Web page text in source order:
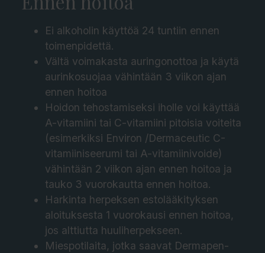
Ei alkoholin käyttöä 24 tuntiin ennen
toimenpidettä.
Vältä voimakasta auringonottoa ja käytä
aurinkosuojaa vähintään 3 viikon ajan
ennen hoitoa
Hoidon tehostamiseksi iholle voi käyttää
A-vitamiini tai C-vitamiini pitoisia voiteita
(esimerkiksi Environ /Dermaceutic C-
vitamiiniseerumi tai A-vitamiinivoide)
vähintään 2 viikon ajan ennen hoitoa ja
tauko 3 vuorokautta ennen hoitoa.
Harkinta herpeksen estolääkityksen
aloituksesta 1 vuorokausi ennen hoitoa,
jos alttiutta huuliherpekseen.
Miespotilaita, jotka saavat Dermapen-